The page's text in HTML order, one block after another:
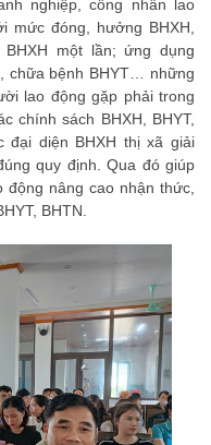
nghiệp, công nhân lao
mức đóng, hưởng BHXH,
một lần; ứng dụng
chữa bệnh BHYT… những
lao động gặp phải trong
chính sách BHXH, BHYT,
đại diện BHXH thị xã giải
quy định. Qua đó giúp
nâng cao nhận thức,
BHTN.